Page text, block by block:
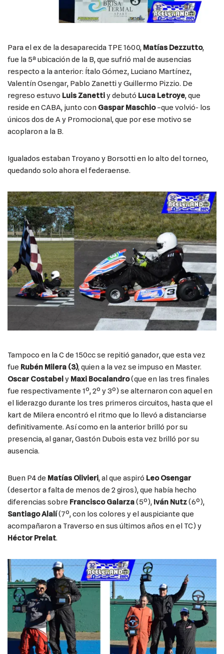
Para el ex de la desaparecida TPE 1600, Matías Dezzutto,
fue la 5ª ubicación de la B, que sufrió mal de ausencias
respecto a la anterior: Ítalo Gómez, Luciano Martínez,
Valentín Osengar, Pablo Zanetti y Guillermo Pizzio. De
regreso estuvo Luis Zanettiy debutó Luca Letroye, que
reside en CABA, junto con Gaspar Maschio–que volvió- los
únicos dos de A y Promocional, que por ese motivo se
acoplaron a la B.
Igualados estaban Troyano y Borsotti en lo alto del torneo,
quedando solo ahora el federaense.
Tampoco en la C de 150cc se repitió ganador, que esta vez
fue Rubén Milera (3), quien a la vez se impuso en Master.
Oscar Costabely Maxi Bocalandro(que en las tres finales
fue respectivamente 1º, 2º y 3º) se alternaron con aquel en
el liderazgo durante los tres primeros circuitos, hasta que el
kart de Milera encontró el ritmo que lo llevó a distanciarse
definitivamente. Así como en la anterior brilló por su
presencia, al ganar, Gastón Dubois esta vez brilló por su
ausencia.
Buen P4 de Matías Olivieri, al que aspiró Leo Osengar
(desertor a falta de menos de 2 giros), que había hecho
diferencias sobre Francisco Galarza(5º), Iván Nutz(6º),
Santiago Alalí(7º, con los colores y el auspiciante que
acompañaron a Traverso en sus últimos años en el TC) y
Héctor Prelat.